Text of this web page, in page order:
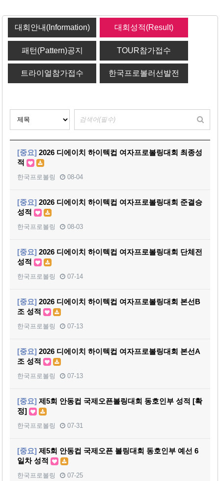
대회안내(Information) 대회성적(Result)
패턴(Pattern)공지 TOUR참가접수
트라이얼참가접수 한국프로볼러선발전
[중요] 2026 디에이치 하이텍컵 여자프로볼링대회 최종성
적
한국프로볼링 08-04
[중요] 2026 디에이치 하이텍컵 여자프로볼링대회 준결승
성적
한국프로볼링 08-03
[중요] 2026 디에이치 하이텍컵 여자프로볼링대회 단체전
성적
한국프로볼링 07-14
[중요] 2026 디에이치 하이텍컵 여자프로볼링대회 본선B
조 성적
한국프로볼링 07-13
[중요] 2026 디에이치 하이텍컵 여자프로볼링대회 본선A
조 성적
한국프로볼링 07-13
[중요] 제5회 안동컵 국제오픈볼링대회 동호인부 성적 [확
정]
한국프로볼링 07-31
[중요] 제5회 안동컵 국제오픈 볼링대회 동호인부 예선 6
일차 성적
한국프로볼링 07-25